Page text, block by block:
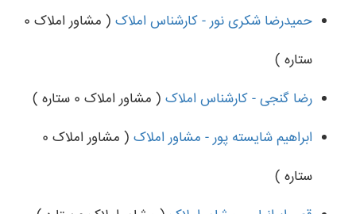
حمیدرضا شکری نور - کارشناس املاک
( مشاور املاک 0
ستاره )
رضا گنجی - کارشناس املاک ( مشاور املاک 0 ستاره )
ابراهیم شایسته پور - مشاور املاک
( مشاور املاک 0
ستاره )